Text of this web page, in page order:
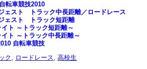
転車競技2010
ェスト トラック中長距離／ロードレース
ェスト トラック短距離
ト ～トラック短距離～
ト ～トラック中長距離～
自転車競技
ク , ロードレース, 高校生